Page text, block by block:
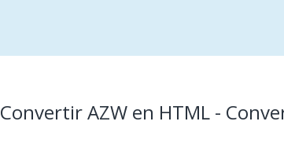
Convertir AZW en HTML -